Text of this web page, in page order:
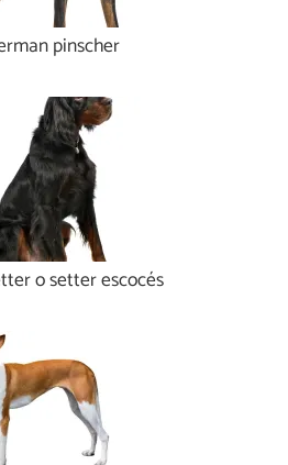
pinscher
o setter escocés